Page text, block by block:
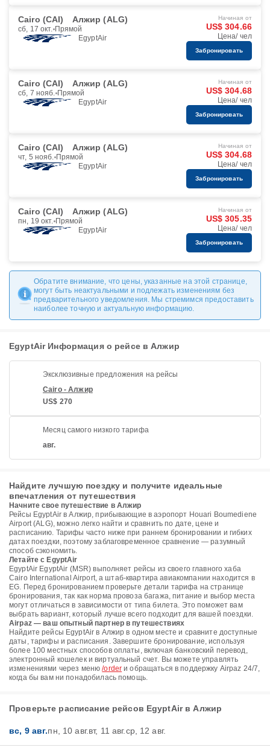
Cairo (CAI) Алжир (ALG)
сб, 17 окт. Прямой
EgyptAir
Начиная от
US$ 304.66
Цена/ чел
Забронировать
Cairo (CAI) Алжир (ALG)
сб, 7 нояб. Прямой
EgyptAir
Начиная от
US$ 304.68
Цена/ чел
Забронировать
Cairo (CAI) Алжир (ALG)
чт, 5 нояб. Прямой
EgyptAir
Начиная от
US$ 304.68
Цена/ чел
Забронировать
Cairo (CAI) Алжир (ALG)
пн, 19 окт. Прямой
EgyptAir
Начиная от
US$ 305.35
Цена/ чел
Забронировать
Обратите внимание, что цены, указанные на этой странице,
могут быть неактуальными и подлежать изменениям без
предварительного уведомления. Мы стремимся предоставить
наиболее точную и актуальную информацию.
EgyptAir Информация о рейсе в Алжир
Эксклюзивные предложения на рейсы
Cairo - Алжир
US$ 270
Месяц самого низкого тарифа
авг.
Найдите лучшую поездку и получите идеальные
впечатления от путешествия
Начните свое путешествие в Алжир
Рейсы EgyptAir в Алжир, прибывающие в аэропорт Houari Boumediene
Airport (ALG), можно легко найти и сравнить по дате, цене и
расписанию. Тарифы часто ниже при раннем бронировании и гибких
датах поездки, поэтому заблаговременное сравнение — разумный
способ сэкономить.
Летайте с EgyptAir
EgyptAir EgyptAir (MSR) выполняет рейсы из своего главного хаба
Cairo International Airport, а штаб-квартира авиакомпании находится в
EG. Перед бронированием проверьте детали тарифа на странице
бронирования, так как норма провоза багажа, питание и выбор места
могут отличаться в зависимости от типа билета. Это поможет вам
выбрать вариант, который лучше всего подходит для вашей поездки.
Airpaz — ваш опытный партнер в путешествиях
Найдите рейсы EgyptAir в Алжир в одном месте и сравните доступные
даты, тарифы и расписания. Завершите бронирование, используя
более 100 местных способов оплаты, включая банковский перевод,
электронный кошелек и виртуальный счет. Вы можете управлять
изменениями через меню/order и обращаться в поддержку Airpaz 24/7,
когда бы вам ни понадобилась помощь.
Проверьте расписание рейсов EgyptAir в Алжир
вс, 9 авг.пн, 10 авг.вт, 11 авг.ср, 12 авг.